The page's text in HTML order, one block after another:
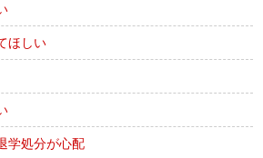
ほしい
学処分が心配